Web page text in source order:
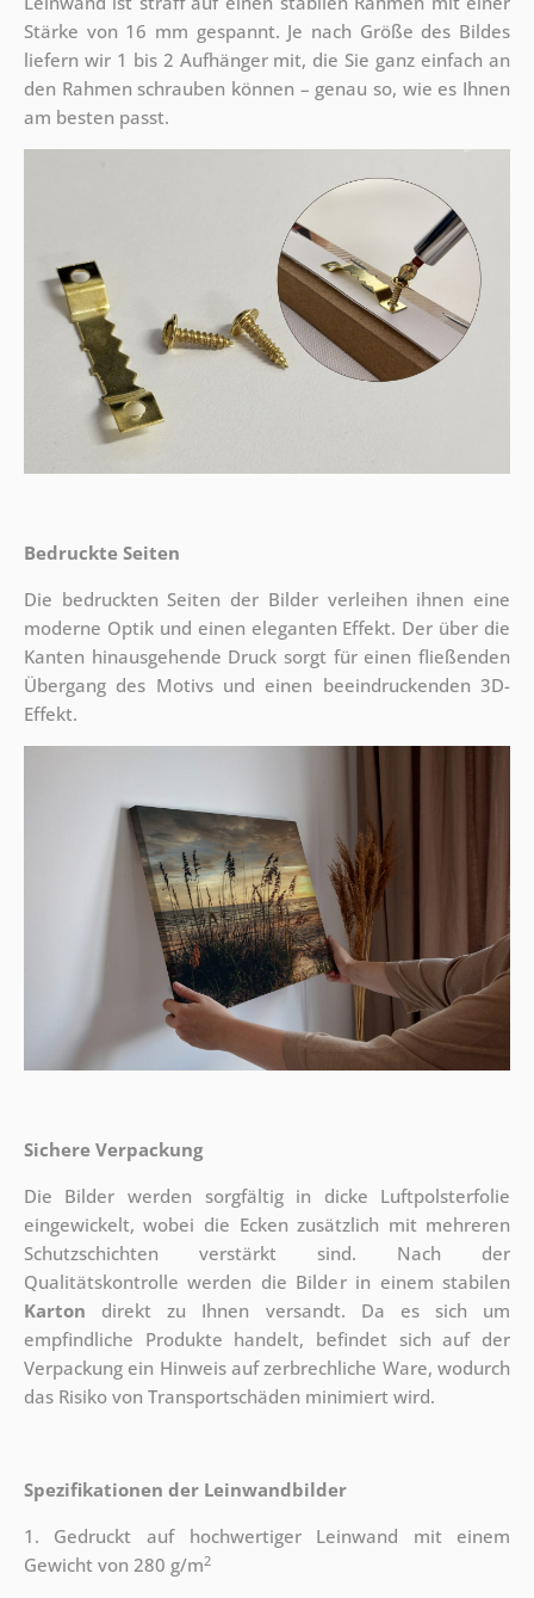
Stärke von 16 mm gespannt. Je nach Größe des Bildes
liefern wir 1 bis 2 Aufhänger mit, die Sie ganz einfach an
den Rahmen schrauben können – genau so, wie es Ihnen
am besten passt.
Bedruckte Seiten
Die bedruckten Seiten der Bilder verleihen ihnen eine
moderne Optik und einen eleganten Effekt. Der über die
Kanten hinausgehende Druck sorgt für einen fließenden
Übergang des Motivs und einen beeindruckenden 3D-
Effekt.
Sichere Verpackung
Die Bilder werden sorgfältig in dicke Luftpolsterfolie
eingewickelt, wobei die Ecken zusätzlich mit mehreren
Schutzschichten verstärkt sind. Nach der
Qualitätskontrolle werden die Bilder in einem stabilen
Karton direkt zu Ihnen versandt. Da es sich um
empfindliche Produkte handelt, befindet sich auf der
Verpackung ein Hinweis auf zerbrechliche Ware, wodurch
das Risiko von Transportschäden minimiert wird.
Spezifikationen der Leinwandbilder
1. Gedruckt auf hochwertiger Leinwand mit einem
Gewicht von 280 g/m2